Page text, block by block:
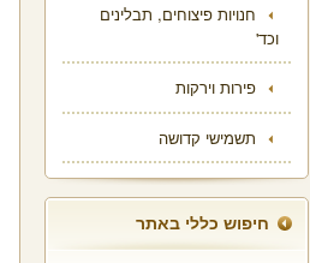
חנויות פיצוחים, תבלינים
וכד'
פירות וירקות
תשמישי קדושה
חיפוש כללי באתר